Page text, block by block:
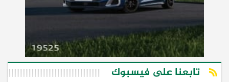
تابعنا على فيسبوك